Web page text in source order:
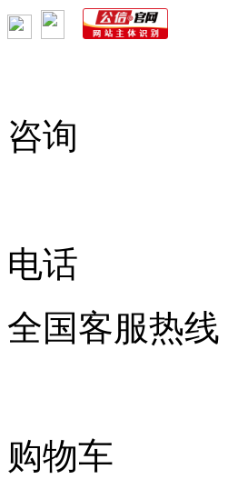
咨询
电话
全国客服热线
购物车